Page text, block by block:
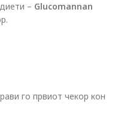
– Glucomannan
го првиот чекор кон